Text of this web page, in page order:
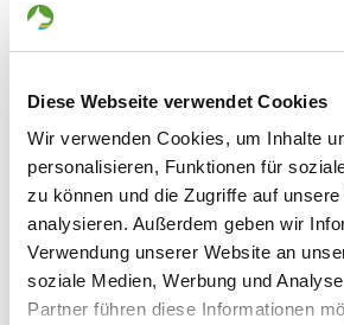
Diese Webseite verwendet Cookies
Wir verwenden Cookies, um Inhalte
personalisieren, Funktionen für
zu können und die Zugriffe auf
analysieren. Außerdem geben wir
Verwendung unserer Website an
soziale Medien, Werbung und
Partner führen diese Informationen
Bayerischer Staatsminister
Bundesminister für
Ernährung und Heimat Alois
Bayerischer
SV- und WUSV-Präsidentin